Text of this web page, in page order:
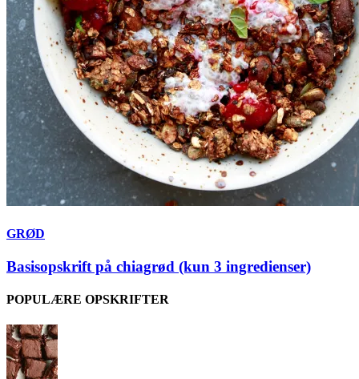
GRØD
Basisopskrift på chiagrød (kun 3 ingredienser)
POPULÆRE OPSKRIFTER